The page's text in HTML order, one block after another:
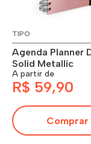
TIPO
Agenda Planner
Solid Metallic
A partir de
R$ 59,90
Comprar